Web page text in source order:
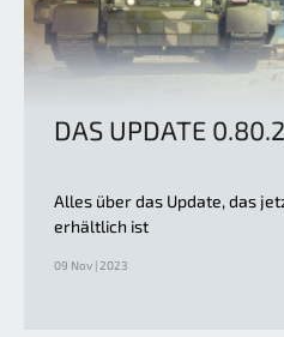
DAS UPDATE
Alles über das Update, das
erhältlich ist
09 Nov | 2023